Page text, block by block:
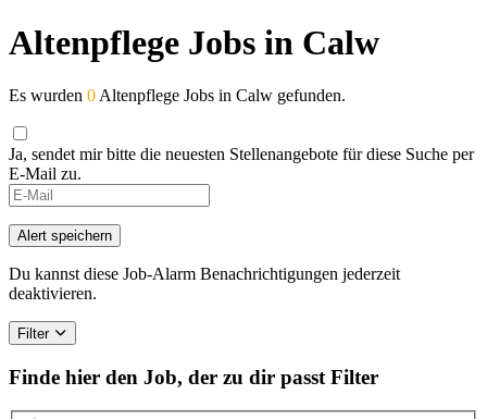
Altenpflege Jobs in Calw
Es wurden 0 Altenpflege Jobs in Calw gefunden.
Ja, sendet mir bitte die neuesten Stellenangebote für diese Suche per
E-Mail zu.
Alert speichern
Du kannst diese Job-Alarm Benachrichtigungen jederzeit
deaktivieren.
Filter
Finde hier den Job, der zu dir passt Filter